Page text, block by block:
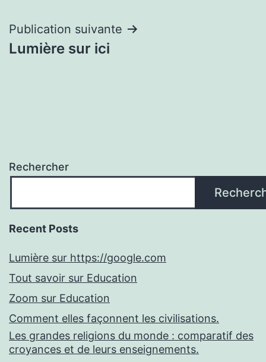
l’article
Publication suivante
Lumière sur ici
Rechercher
Recent Posts
Lumière sur https://google.com
Tout savoir sur Education
Zoom sur Education
Comment elles façonnent les civilisations.
Les grandes religions du monde : comparatif des
croyances et de leurs enseignements.